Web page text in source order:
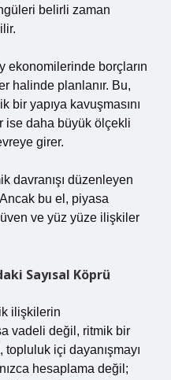
belirli zaman
ekonomilerinde borçların
halinde planlanır. Bu,
bir yapıya kavuşmasını
ise daha büyük ölçekli
girer.
davranışı düzenleyen
Ancak bu el, piyasa
ve yüz yüze ilişkiler
Sayısal Köprü
ilişkilerin
vadeli değil, ritmik bir
içi dayanışmayı
hesaplama değil;